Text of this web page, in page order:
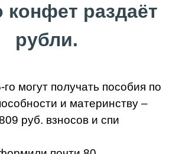
конфет раздаёт
рубли.
могут получать пособия по
и материнству –
руб. взносов и спи